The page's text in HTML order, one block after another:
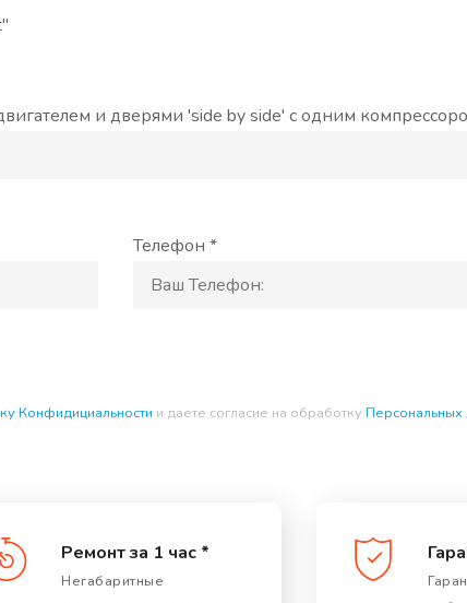
и дверями 'side by side' с одним
Телефон *
Конфидициальности и даете согласие на обработку Персональных
Ремонт за 1 час *
Негабаритные